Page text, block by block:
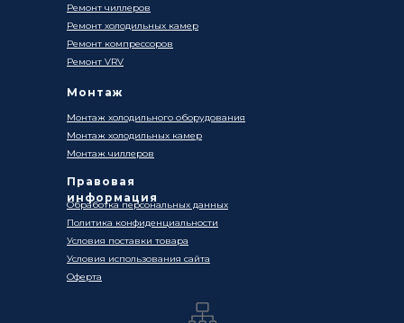
Обработка персональных данных
Политика конфиденциальности
Условия поставки товара
Оферта
Условия использования сайта
Ремонт чиллеров
Ремонт холодильных камер
Ремонт компрессоров
Ремонт VRV
Монтаж
Правовая
информация
Монтаж холодильного оборудования
Монтаж чиллеров
Монтаж холодильных камер